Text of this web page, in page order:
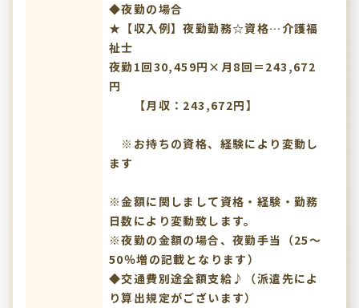
◆夜勤の場合
★【収入例】夜勤勤務☆資格…介護福
祉士
夜勤1回30,459円×月8回＝243,672
円
【月収：243,672円】
※お持ちの資格、経験により変動し
ます
※金額に関しまして資格・経験・勤務
日数により変動致します。
※夜勤の金額の場合、夜勤手当（25～
50％増の記載となります）
◆交通費別途全額支給♪（派遣先によ
り算出規定がございます）